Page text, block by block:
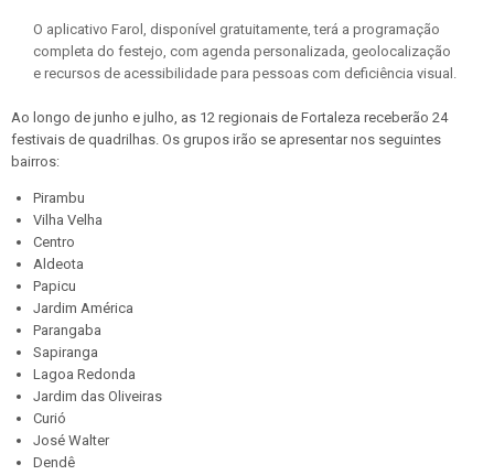
O aplicativo Farol, disponível gratuitamente, terá a programação
completa do festejo, com agenda personalizada, geolocalização
e recursos de acessibilidade para pessoas com deficiência visual.
Ao longo de junho e julho, as 12 regionais de Fortaleza receberão 24
festivais de quadrilhas. Os grupos irão se apresentar nos seguintes
bairros:
Pirambu
Vilha Velha
Centro
Aldeota
Papicu
Jardim América
Parangaba
Sapiranga
Lagoa Redonda
Jardim das Oliveiras
Curió
José Walter
Dendê